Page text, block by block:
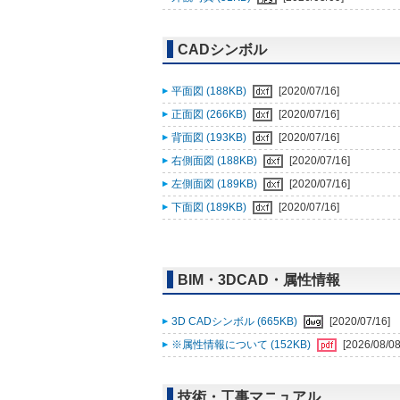
CADシンボル
平面図 (188KB)
[2020/07/16]
正面図 (266KB)
[2020/07/16]
背面図 (193KB)
[2020/07/16]
右側面図 (188KB)
[2020/07/16]
左側面図 (189KB)
[2020/07/16]
下面図 (189KB)
[2020/07/16]
BIM・3DCAD・属性情報
3D CADシンボル (665KB)
[2020/07/16]
※属性情報について (152KB)
[2026/08/
技術・工事マニュアル